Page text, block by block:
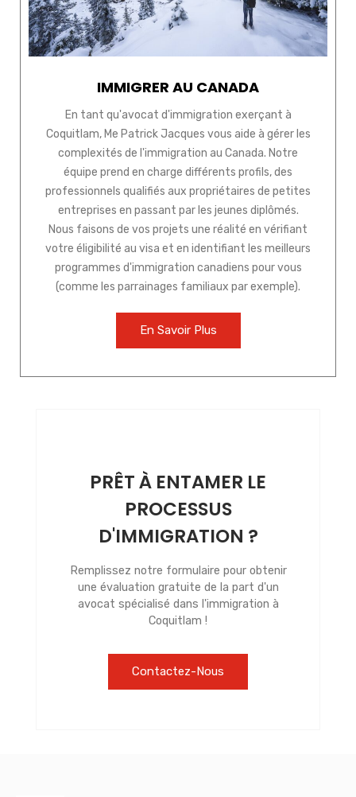
IMMIGRER AU CANADA
En tant qu'avocat d'immigration exerçant à
Coquitlam, Me Patrick Jacques vous aide à gérer les
complexités de l'immigration au Canada. Notre
équipe prend en charge différents profils, des
professionnels qualifiés aux propriétaires de petites
entreprises en passant par les jeunes diplômés.
Nous faisons de vos projets une réalité en vérifiant
votre éligibilité au visa et en identifiant les meilleurs
programmes d'immigration canadiens pour vous
(comme les parrainages familiaux par exemple).
En Savoir Plus
PRÊT À ENTAMER LE
PROCESSUS
D'IMMIGRATION ?
Remplissez notre formulaire pour obtenir
une évaluation gratuite de la part d'un
avocat spécialisé dans l'immigration à
Coquitlam !
Contactez-Nous